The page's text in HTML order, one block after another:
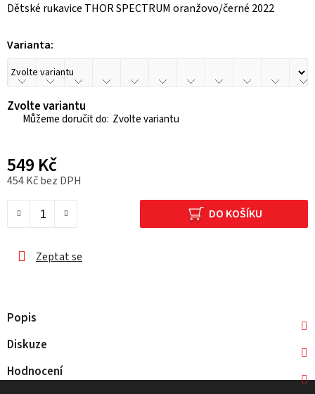
Dětské rukavice THOR SPECTRUM oranžovo/černé 2022
Varianta:
Zvolte variantu
Zvolte variantu
549 Kč
454 Kč bez DPH
DO KOŠÍKU
Zeptat se
Popis
Diskuze
Hodnocení